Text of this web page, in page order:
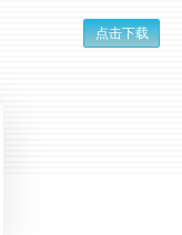
点击下载